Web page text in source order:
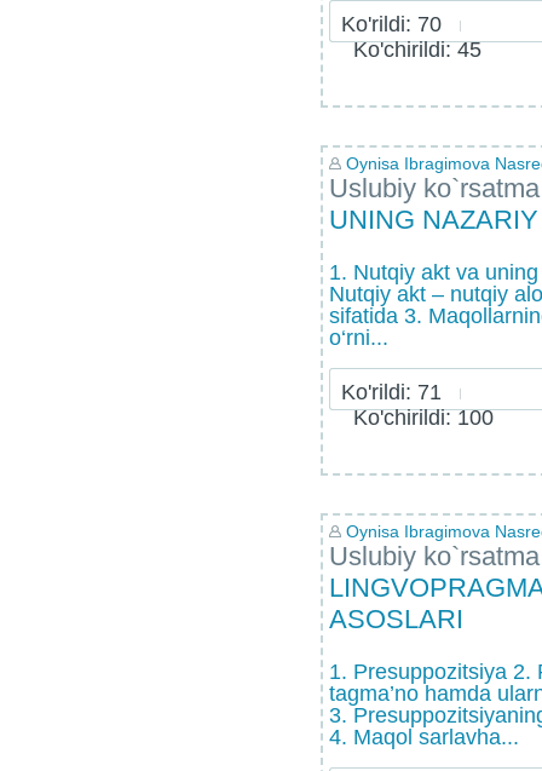
Ko'rildi: 70
Ko'chirildi: 45
Oynisa Ibragimova
Uslubiy ko`rsatma
UNING
1. Nutqiy akt va
Nutqiy akt – nutqiy
sifatida 3.
o‘rni...
Ko'rildi: 71
Ko'chirildi: 100
Oynisa Ibragimova
Uslubiy ko`rsatma
ASOSLARI
1. Presuppozitsiya 2.
tagma’no hamda
3.
4. Maqol sarlavha...